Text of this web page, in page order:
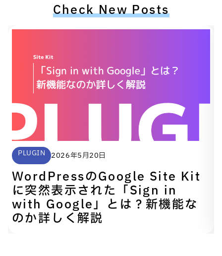
Check New Posts
PLUGIN 2026年5月20日
WordPressのGoogle Site Kit
に突然表示された「Sign in
with Google」とは？新機能な
のか詳しく解説